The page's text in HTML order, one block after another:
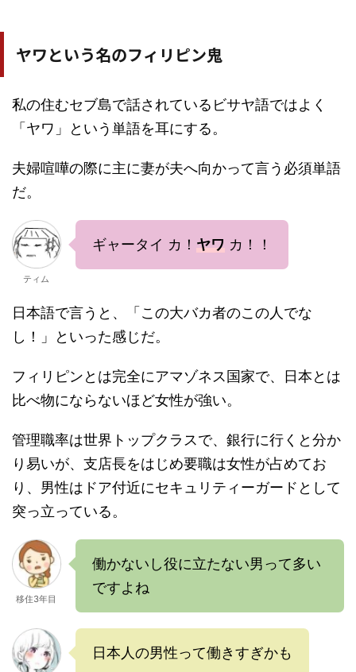
ヤワという名のフィリピン鬼
私の住むセブ島で話されているビサヤ語ではよく
「ヤワ」という単語を耳にする。
夫婦喧嘩の際に主に妻が夫へ向かって言う必須単語
だ。
ティム
ギャータイ カ！ ヤワ カ！！
日本語で言うと、「この大バカ者のこの人でな
し！」といった感じだ。
フィリピンとは完全にアマゾネス国家で、日本とは
比べ物にならないほど女性が強い。
管理職率は世界トップクラスで、銀行に行くと分か
り易いが、支店長をはじめ要職は女性が占めてお
り、男性はドア付近にセキュリティーガードとして
突っ立っている。
移住3年目
働かないし役に立たない男って多い
ですよね
日本人の男性って働きすぎかも